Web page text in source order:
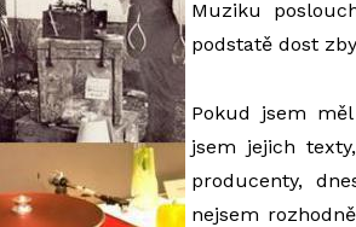
Muziku
podstatě dost
Pokud jsem
jsem jejich
producenty,
nejsem